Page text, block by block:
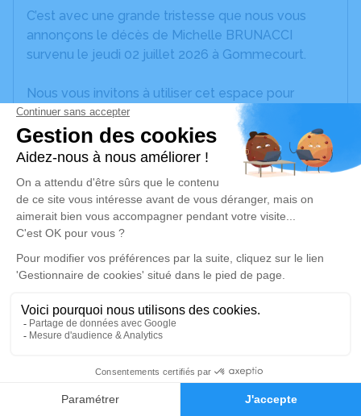
Faire-part Hommages
C’est avec une grande tristesse que nous vous
annonçons le décès de Michelle BRUNACCI
survenu le jeudi 02 juillet 2026 à Gommecourt.
Nous vous invitons à utiliser cet espace pour
laisser vos condoléances, partager des photos
souvenirs, une anecdote ou exprimer vos pensées
à travers des poèmes ou des textes. Cet endroit
est un lieu d'expression dédié à honorer la
mémoire de Michelle BRUNACCI.
Un service de plantation d’arbre hommage est
disponible ici.
Je rends hommage
Cérémonie civile
Crématorium des Yvelines de Les Mureaux
52 Rue de la Nouvelle France